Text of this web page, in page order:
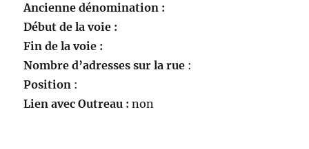
Ancienne dénomination :
Début de la voie :
Fin de la voie :
Nombre d’adresses sur la rue :
Position :
Lien avec Outreau : non